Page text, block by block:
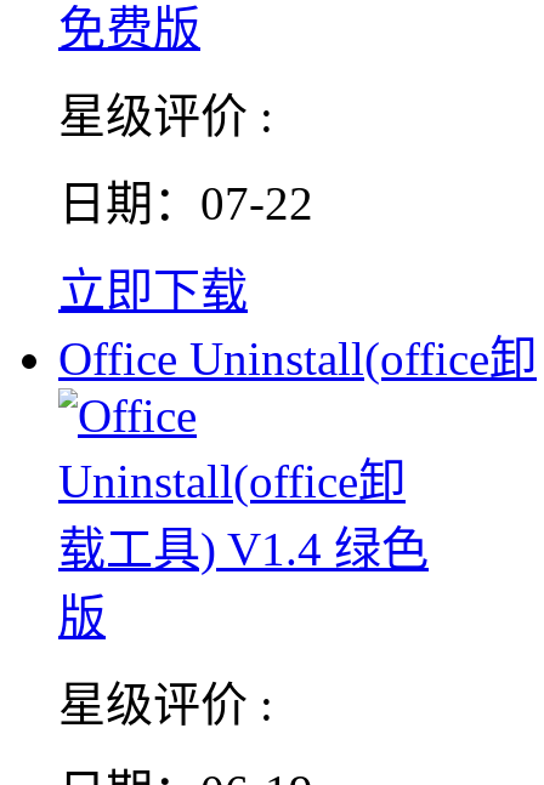
星级评价 :
日期：07-22
立即下载
Office Uninstall(office卸
星级评价 :